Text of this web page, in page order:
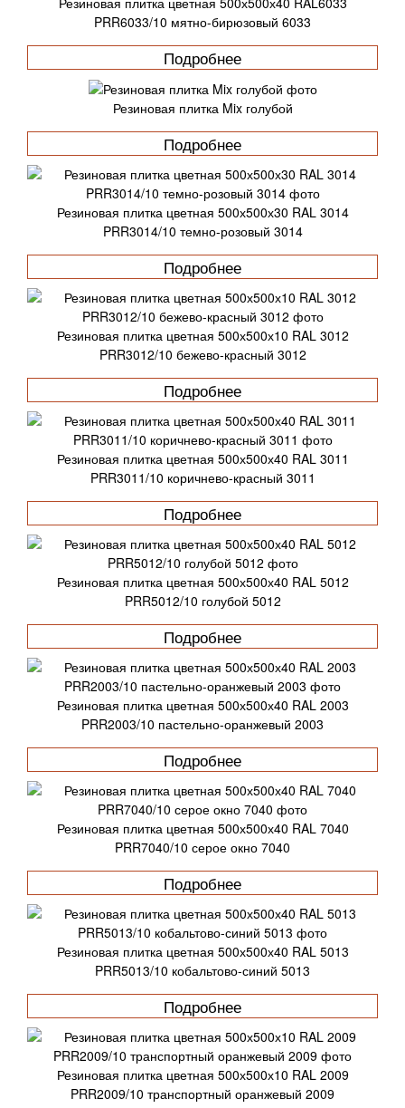
PRR6033/10 мятно-бирюзовый 6033
Подробнее
Резиновая плитка Mix голубой
Подробнее
Резиновая плитка цветная 500х500х30 RAL 3014
PRR3014/10 темно-розовый 3014
Подробнее
Резиновая плитка цветная 500х500х10 RAL 3012
PRR3012/10 бежево-красный 3012
Подробнее
Резиновая плитка цветная 500х500х40 RAL 3011
PRR3011/10 коричнево-красный 3011
Подробнее
Резиновая плитка цветная 500х500х40 RAL 5012
PRR5012/10 голубой 5012
Подробнее
Резиновая плитка цветная 500х500х40 RAL 2003
PRR2003/10 пастельно-оранжевый 2003
Подробнее
Резиновая плитка цветная 500х500х40 RAL 7040
PRR7040/10 серое окно 7040
Подробнее
Резиновая плитка цветная 500х500х40 RAL 5013
PRR5013/10 кобальтово-синий 5013
Подробнее
Резиновая плитка цветная 500х500х10 RAL 2009
PRR2009/10 транспортный оранжевый 2009